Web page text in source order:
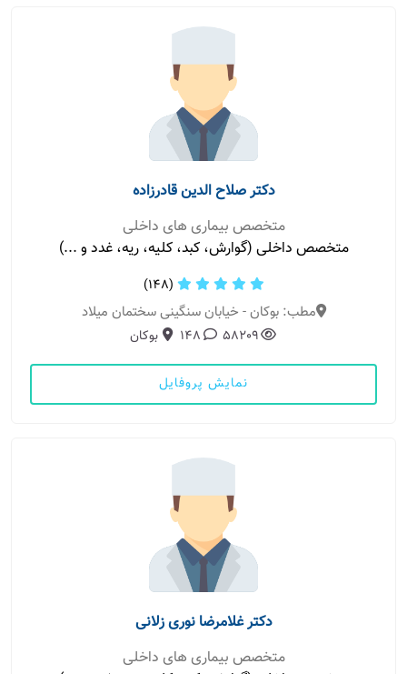
دکتر صلاح الدین قادرزاده
متخصص بیماری های داخلی
متخصص داخلی (گوارش، کبد، کلیه، ریه، غدد و ...)
(148)
مطب: بوکان - خیابان سنگینی سختمان میلاد
58209
148 بوکان
نمایش پروفایل
دکتر غلامرضا نوری زلانی
متخصص بیماری های داخلی